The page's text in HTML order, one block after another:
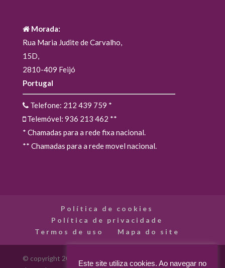
Morada:
Rua Maria Judite de Carvalho,
15D,
2810-409 Feijó
Portugal
Telefone: 212 439 759 *
Telemóvel: 936 213 462 **
* Chamadas para a rede fixa nacional.
** Chamadas para a rede movel nacional.
Política de cookies
Política de privacidade
Termos de uso
Mapa do site
© copyright 2012 - 2026 Madarte - Madarte - Loja Online
Este site utiliza cookies. Ao navegar no